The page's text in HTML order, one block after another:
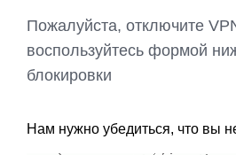
Пожалуйста, отключите
воспользуйтесь формой
блокировки
Нам нужно убедиться, что вы